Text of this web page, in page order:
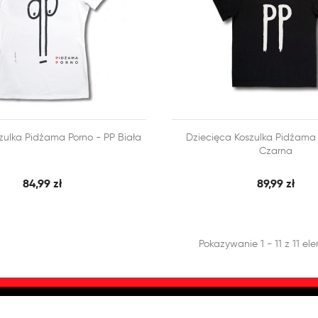
KOSZYKA  SZYBKI PODGLĄD
Pidżama Porno - PP Biała
84,99 zł
DODAJ DO KOSZYKA 
Dziecięca Koszulka Pidżama
Czarna
89,99 zł
Pokazywanie 1 - 11 z 11